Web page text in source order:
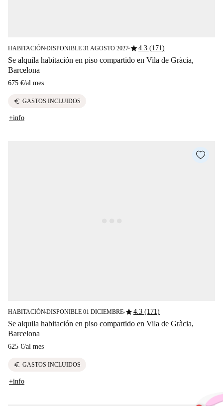
HABITACIÓN■DISPONIBLE 31 AGOSTO 2027■star4.3 (171)
Se alquila habitación en piso compartido en Vila de Gràcia,
Barcelona
675 €/al mes
euro GASTOS INCLUIDOS
+info
HABITACIÓN■DISPONIBLE 01 DICIEMBRE■star4.3 (171)
Se alquila habitación en piso compartido en Vila de Gràcia,
Barcelona
625 €/al mes
euro GASTOS INCLUIDOS
+info